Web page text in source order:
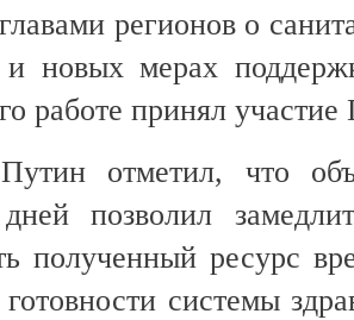
регионов о
и новых мерах
работе принял
отметил, что
позволил
полученный ресурс
системы